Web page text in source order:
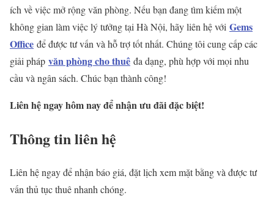
ích về việc mở rộng văn phòng. Nếu bạn đang tìm kiếm một
không gian làm việc lý tưởng tại Hà Nội, hãy liên hệ với Gems
Office để được tư vấn và hỗ trợ tốt nhất. Chúng tôi cung cấp các
giải pháp văn phòng cho thuê đa dạng, phù hợp với mọi nhu
cầu và ngân sách. Chúc bạn thành công!
Liên hệ ngay hôm nay để nhận ưu đãi đặc biệt!
Thông tin liên hệ
Liên hệ ngay để nhận báo giá, đặt lịch xem mặt bằng và được tư
vấn thủ tục thuê nhanh chóng.